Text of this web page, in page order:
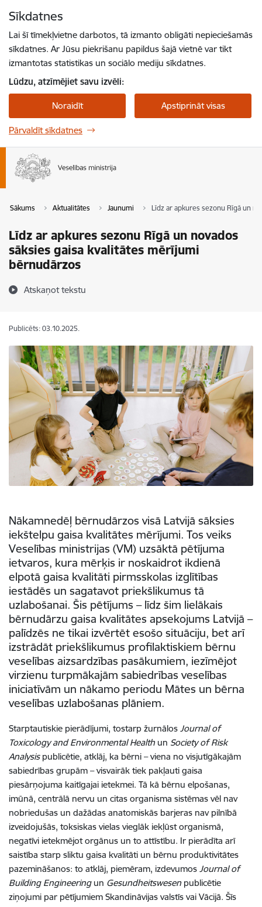
Sīkdatnes
Lai šī tīmekļvietne darbotos, tā izmanto obligāti nepieciešamās
sīkdatnes. Ar Jūsu piekrišanu papildus šajā vietnē var tikt
izmantotas statistikas un sociālo mediju sīkdatnes.
Lūdzu, atzīmējiet savu izvēli:
Noraidīt Apstiprināt visas
Pārvaldīt sīkdatnes
Sākums Aktualitātes Jaunumi Līdz ar apkures sezonu Rīgā un
Līdz ar apkures sezonu Rīgā un novados
sāksies gaisa kvalitātes mērījumi
bērnudārzos
Atskaņot tekstu
Publicēts: 03.10.2025.
Nākamnedēļ bērnudārzos visā Latvijā sāksies
iekštelpu gaisa kvalitātes mērījumi. Tos veiks
Veselības ministrijas (VM) uzsāktā pētījuma
ietvaros, kura mērķis ir noskaidrot ikdienā
elpotā gaisa kvalitāti pirmsskolas izglītības
iestādēs un sagatavot priekšlikumus tā
uzlabošanai. Šis pētījums – līdz šim lielākais
bērnudārzu gaisa kvalitātes apsekojums Latvijā –
palīdzēs ne tikai izvērtēt esošo situāciju, bet arī
izstrādāt priekšlikumus profilaktiskiem bērnu
veselības aizsardzības pasākumiem, iezīmējot
virzienu turpmākajām sabiedrības veselības
iniciatīvām un nākamo periodu Mātes un bērna
veselības uzlabošanas plāniem.
Starptautiskie pierādījumi, tostarp žurnālos Journal of
Toxicology and Environmental Healthun Society of Risk
Analysispublicētie, atklāj, ka bērni – viena no visjutīgākajām
sabiedrības grupām – visvairāk tiek pakļauti gaisa
piesārņojuma kaitīgajai ietekmei. Tā kā bērnu elpošanas,
imūnā, centrālā nervu un citas organisma sistēmas vēl nav
nobriedušas un dažādas anatomiskās barjeras nav pilnībā
izveidojušās, toksiskas vielas vieglāk iekļūst organismā,
negatīvi ietekmējot orgānus un to attīstību. Ir pierādīta arī
saistība starp sliktu gaisa kvalitāti un bērnu produktivitātes
pazemināšanos: to atklāj, piemēram, izdevumos Journal of
Building Engineering un Gesundheitswesen publicētie
ziņojumi par pētījumiem Skandināvijas valstīs vai Vācijā. Šīs